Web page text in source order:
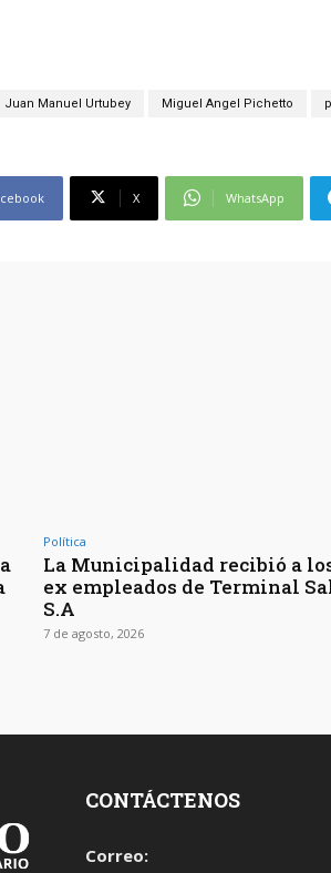
Juan Manuel Urtubey Miguel Angel Pichetto
X WhatsApp
Política
La Municipalidad recibió a
ex empleados de Terminal
S.A
7 de agosto, 2026
CONTÁCTENOS
Correo: